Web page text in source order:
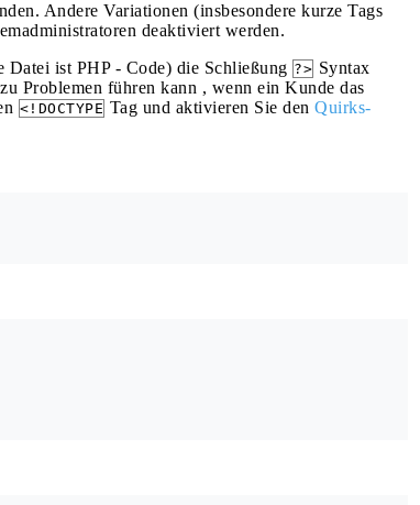
Andere Variationen (insbesondere kurze Tags
deaktiviert werden.
Datei ist PHP - Code) die Schließung ?> Syntax
Problemen führen kann , wenn ein Kunde das
<!DOCTYPE Tag und aktivieren Sie den Quirks-